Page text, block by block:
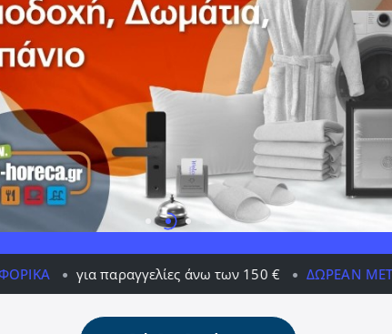
άνω των 150 € ΔΩΡΕΆΝ ΜΕΤΑΦΟΡΙΚΆ